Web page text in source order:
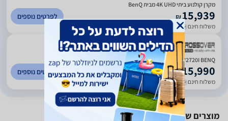
מקרן קולנוע ביתי 4K UHD מבית BenQ
₪15,939
משלוח חינם עד 6 ימי עסקים
לפרטים נוספים
4.67
(
107
W2720I BENQ
₪15,990
משלוח חינם עד 7 ימי עסקים
לפרטים נוספים
מוצרים שאולי יעניינו אותך